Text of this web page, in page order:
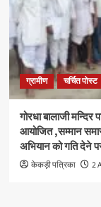
ग्रामीण चर्चित पोस्ट
गोरधा बालाजी
आयोजित ,सम्मान
अभियान को गति देने
केकड़ी पत्रिका 2